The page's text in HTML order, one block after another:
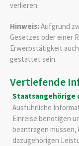
verlieren.
Hinweis: Aufgrund
Gesetzes oder einer
Erwerbstätigkeit
gestattet sein.
Vertiefende
Staatsangehörige
Ausführliche
Einreise benötigen
beantragen müssen,
dazugehörigen